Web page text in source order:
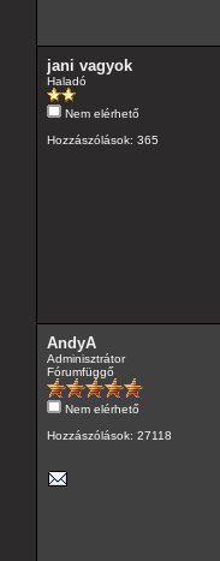
jani vagyok
Haladó
Nem elérhető
Hozzászólások: 365
AndyA
Adminisztrátor
Fórumfüggő
Nem elérhető
Hozzászólások: 27118